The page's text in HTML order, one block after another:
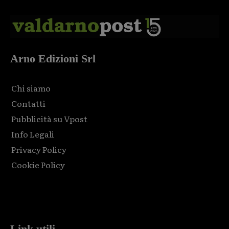
Arno Edizioni Srl
Chi siamo
Contatti
Pubblicità su Vpost
Info Legali
Privacy Policy
Cookie Policy